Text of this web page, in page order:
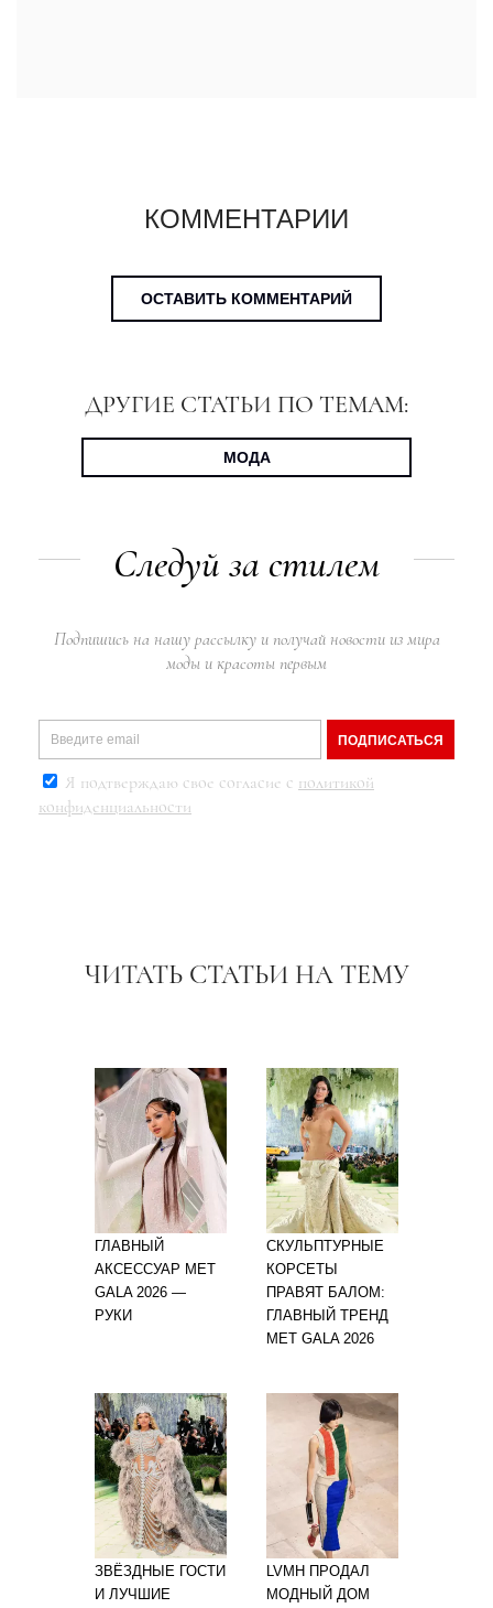
КОММЕНТАРИИ
ОСТАВИТЬ КОММЕНТАРИЙ
ДРУГИЕ СТАТЬИ ПО ТЕМАМ:
МОДА
Следуй за стилем
Подпишись на нашу рассылку и получай новости из мира
моды и красоты первым
ПОДПИСАТЬСЯ
Я подтверждаю свое согласие с политикой
конфиденциальности
ЧИТАТЬ СТАТЬИ НА ТЕМУ
ГЛАВНЫЙ
АКСЕССУАР MET
GALA 2026 —
РУКИ
СКУЛЬПТУРНЫЕ
КОРСЕТЫ
ПРАВЯТ БАЛОМ:
ГЛАВНЫЙ ТРЕНД
MET GALA 2026
ЗВЁЗДНЫЕ ГОСТИ
И ЛУЧШИЕ
LVMH ПРОДАЛ
МОДНЫЙ ДОМ